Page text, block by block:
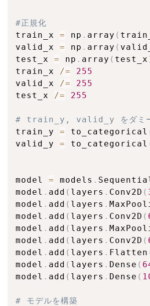
#正規化
train_x = np . array (
valid_x = np . array (
test_x = np . array ( test_x
train_x
/=
255
valid_x
/=
255
test_x
/= 255
# train_y, valid_y をダミー
train_y = to_categorical
valid_y = to_categorical
model = models .
model . add ( layers . Conv2D (
model . add ( layers .
model . add ( layers . Conv2D (
model . add ( layers .
model . add ( layers . Conv2D (
model . add ( layers . Flatten
model . add ( layers . Dense (
model . add ( layers . Dense (
# モデルを構築